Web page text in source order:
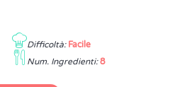
Difficoltà: Facile
Num. Ingredienti: 8